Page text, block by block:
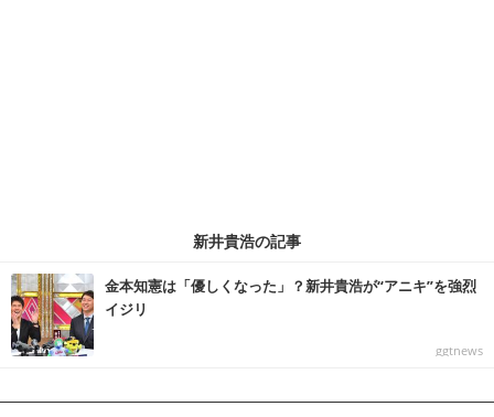
新井貴浩の記事
金本知憲は「優しくなった」？新井貴浩が“アニキ”を強烈
イジリ
ggtnews